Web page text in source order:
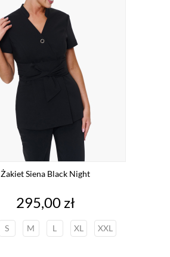
Żakiet Siena Black Night
Cena
295,00 zł
S M L XL XXL